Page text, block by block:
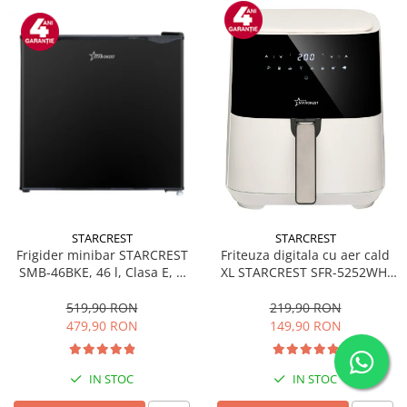
STARCREST
Frigider minibar STARCREST
SMB-46BKE, 46 l, Clasa E, H
519,90 RON
479,90 RON
IN STOC
STARCREST
Friteuza digitala cu aer cald
XL STARCREST SFR-5252WH,
200 °C, 8 programe
predefinite, Alb
219,90 RON
149,90 RON
IN STOC